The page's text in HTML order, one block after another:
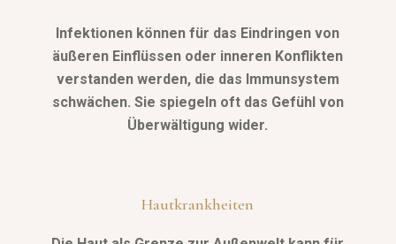
Infektionen können für das Eindringen von
äußeren Einflüssen oder inneren Konflikten
verstanden werden, die das Immunsystem
schwächen. Sie spiegeln oft das Gefühl von
Überwältigung wider.
Hautkrankheiten